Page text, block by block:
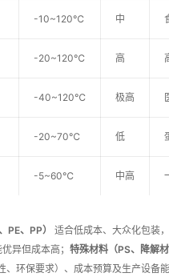
-10~120℃ 中
-20~120℃ 高
-40~120℃ 极高
-20~70℃ 低
-5~60℃ 中高
PE、PP） 适合低成本、大众化包装
异但成本高； 特殊材料（PS、降解材
环保要求）、成本预算及生产设备